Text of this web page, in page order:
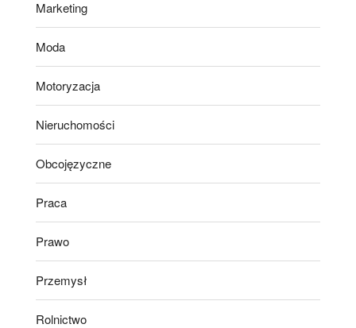
Marketing
Moda
Motoryzacja
Nieruchomości
Obcojęzyczne
Praca
Prawo
Przemysł
Rolnictwo